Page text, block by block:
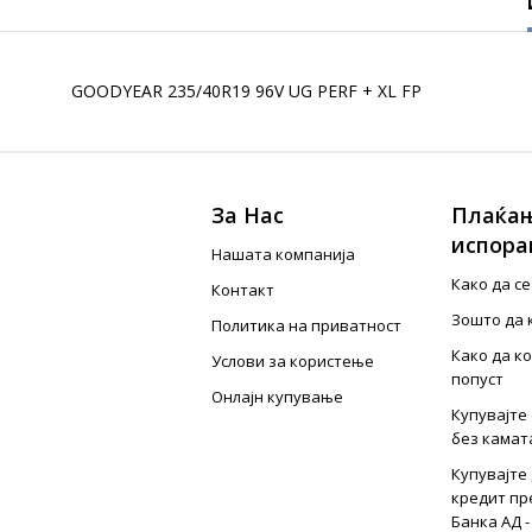
GOODYEAR 235/40R19 96V UG PERF + XL FP
За Нас
Нашата компанија
Контакт
Политика на приватност
Услови за користење
Онлајн купување
Како да
Зошто да
Како да
попуст
без
кредит
Банка АД -